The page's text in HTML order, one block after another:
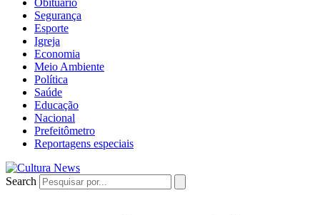
Obituário
Segurança
Esporte
Igreja
Economia
Meio Ambiente
Política
Saúde
Educação
Nacional
Prefeitômetro
Reportagens especiais
Search